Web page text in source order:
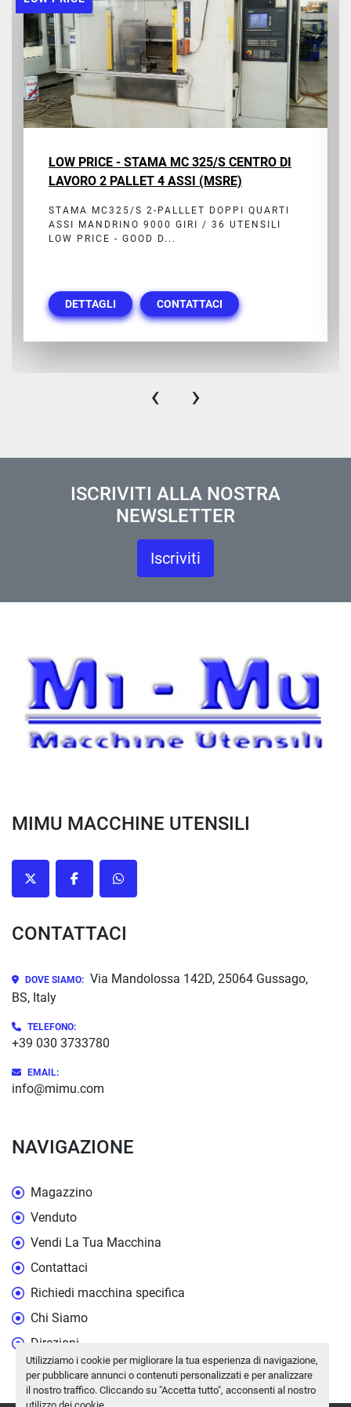
Utilizziamo i cookie per migliorare la tua esperienza di navigazione,
per pubblicare annunci o contenuti personalizzati e per analizzare
il nostro traffico. Cliccando su "Accetta tutto", acconsenti al nostro
LOW PRICE - STAMA MC 325/S CENTRO DI
LAVORO 2 PALLET 4 ASSI (MSRE)
STAMA MC325/S 2-PALLLET DOPPI QUARTI
ASSI MANDRINO 9000 GIRI / 36 UTENSILI
LOW PRICE - GOOD D...
DETTAGLI CONTATTACI
‹ ›
ISCRIVITI ALLA NOSTRA
NEWSLETTER
Iscriviti
MIMU MACCHINE UTENSILI
twitter facebookwhatsapp
CONTATTACI
DOVE SIAMO: Via Mandolossa 142D, 25064 Gussago,
BS, Italy
TELEFONO:
+39 030 3733780
EMAIL:
info@mimu.com
NAVIGAZIONE
Magazzino
Venduto
Vendi La Tua Macchina
Contattaci
Richiedi macchina specifica
Chi Siamo
Direzioni